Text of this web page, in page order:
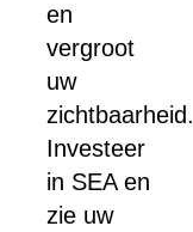
en
vergroot
uw
zichtbaarheid.
Investeer
in SEA en
zie uw